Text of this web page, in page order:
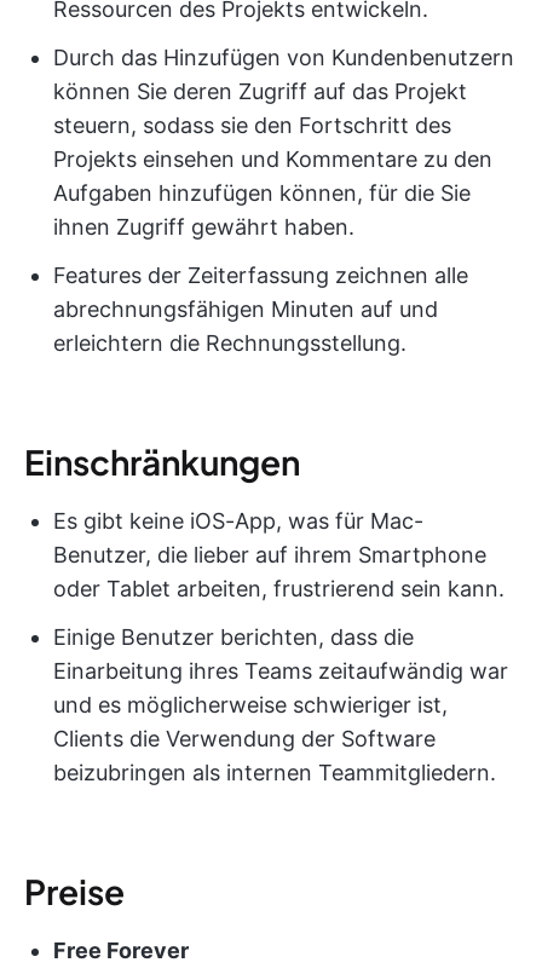
Ressourcen des Projekts entwickeln.
Durch das Hinzufügen von Kundenbenutzern
können Sie deren Zugriff auf das Projekt
steuern, sodass sie den Fortschritt des
Projekts einsehen und Kommentare zu den
Aufgaben hinzufügen können, für die Sie
ihnen Zugriff gewährt haben.
Features der Zeiterfassung zeichnen alle
abrechnungsfähigen Minuten auf und
erleichtern die Rechnungsstellung.
Einschränkungen
Es gibt keine iOS-App, was für Mac-
Benutzer, die lieber auf ihrem Smartphone
oder Tablet arbeiten, frustrierend sein kann.
Einige Benutzer berichten, dass die
Einarbeitung ihres Teams zeitaufwändig war
und es möglicherweise schwieriger ist,
Clients die Verwendung der Software
beizubringen als internen Teammitgliedern.
Preise
Free Forever